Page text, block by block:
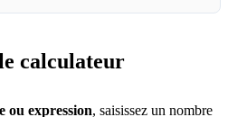
calculateur
ou expression, saisissez un nombre